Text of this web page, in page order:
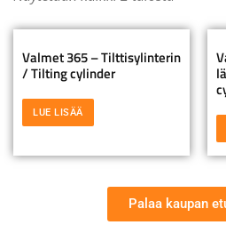
Valmet 365 – Tilttisylinterin
/ Tilting cylinder
LUE LISÄÄ
Palaa kaupan